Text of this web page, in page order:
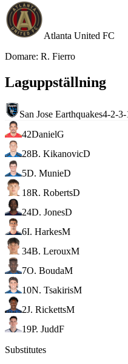
Atlanta United FC
Domare: R. Fierro
Laguppställning
San Jose Earthquakes4-2-3-
42DanielG
28B. KikanovicD
5D. MunieD
18R. RobertsD
24D. JonesD
6I. HarkesM
34B. LerouxM
7O. BoudaM
10N. TsakirisM
2J. RickettsM
19P. JuddF
Substitutes